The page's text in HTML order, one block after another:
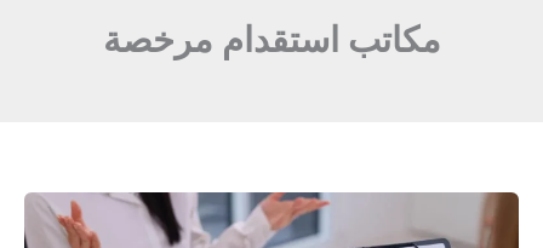
مكاتب استقدام مرخصة
استقدام